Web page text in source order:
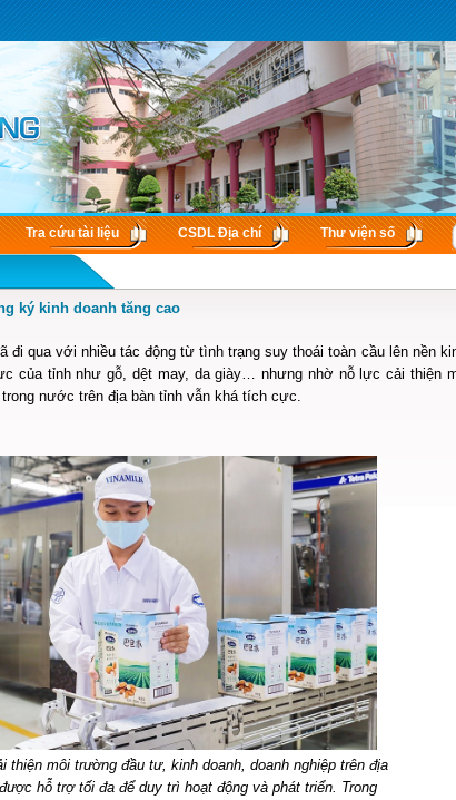
Tra cứu tài liệu CSDL Ðịa chí Thư viện số
ký kinh doanh tăng cao
đi qua với nhiều tác động từ tình trạng suy thoái toàn cầu lên nền
của tỉnh như gỗ, dệt may, da giày… nhưng nhờ nỗ lực cải thiện
nước trên địa bàn tỉnh vẫn khá tích cực.
thiện môi trường đầu tư, kinh doanh, doanh nghiệp trên địa
hỗ trợ tối đa để duy trì hoạt động và phát triển. Trong